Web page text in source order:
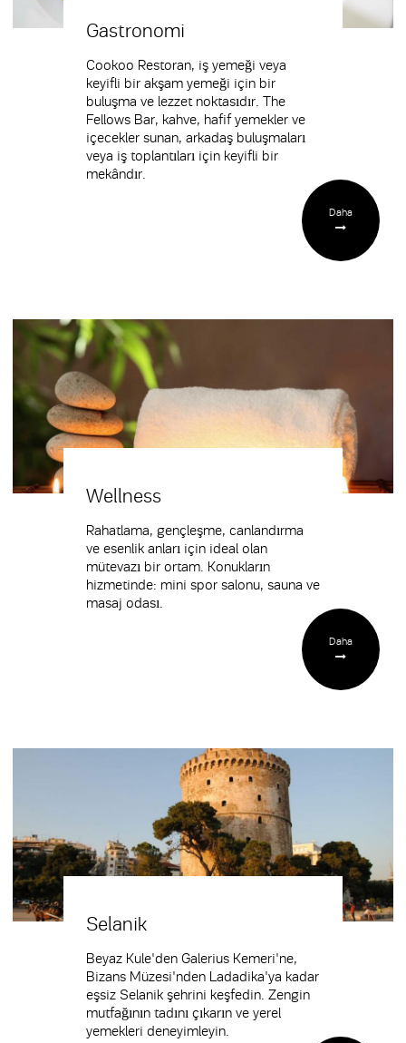
Gastronomi
Cookoo Restoran, iş yemeği veya
keyifli bir akşam yemeği için bir
buluşma ve lezzet noktasıdır. The
Fellows Bar, kahve, hafif yemekler ve
içecekler sunan, arkadaş buluşmaları
veya iş toplantıları için keyifli bir
mekândır.
Daha
Wellness
Rahatlama, gençleşme, canlandırma
ve esenlik anları için ideal olan
mütevazı bir ortam. Konukların
hizmetinde: mini spor salonu, sauna ve
masaj odası.
Daha
Selanik
Beyaz Kule'den Galerius Kemeri'ne,
Bizans Müzesi'nden Ladadika'ya kadar
eşsiz Selanik şehrini keşfedin. Zengin
mutfağının tadını çıkarın ve yerel
yemekleri deneyimleyin.